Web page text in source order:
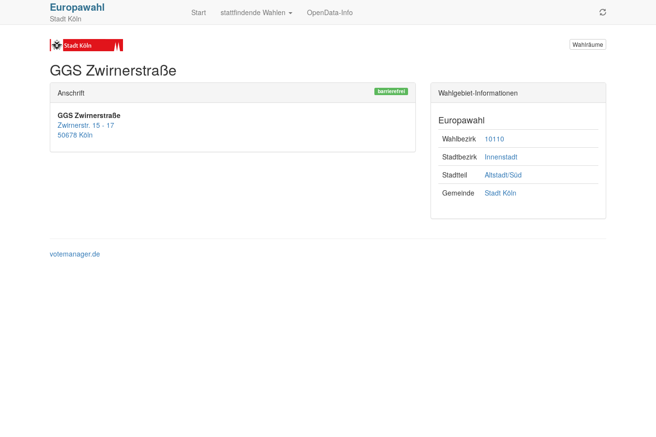
Europawahl
Stadt Köln
Start stattfindende Wahlen OpenData-Info
Wahlräume
GGS Zwirnerstraße
Anschrift barrierefrei
GGS Zwirnerstraße
Zwirnerstr. 15 - 17
50678 Köln
Wahlgebiet-Informationen
Europawahl
Wahlbezirk
10110
Stadtbezirk
Innenstadt
Stadtteil
Altstadt/Süd
Gemeinde
Stadt Köln
votemanager.de